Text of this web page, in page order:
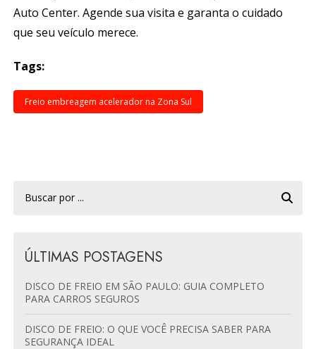
Auto Center. Agende sua visita e garanta o cuidado
que seu veículo merece.
Tags:
Freio embreagem acelerador na Zona Sul
ÚLTIMAS POSTAGENS
DISCO DE FREIO EM SÃO PAULO: GUIA COMPLETO
PARA CARROS SEGUROS
DISCO DE FREIO: O QUE VOCÊ PRECISA SABER PARA
SEGURANÇA IDEAL